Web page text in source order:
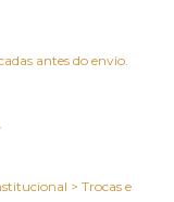
antes do envio.
> Trocas e